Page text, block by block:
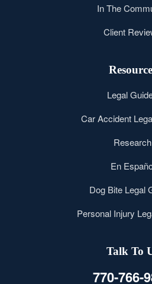
In The
Client
Legal
Car Accident
Research
En
Dog Bite Legal
Personal Injury
Talk To
770-766-